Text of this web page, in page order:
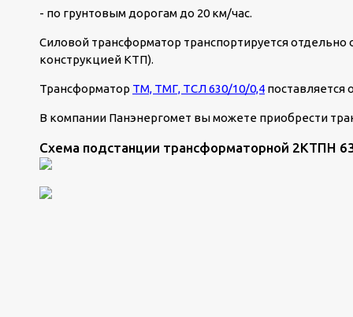
- по грунтовым дорогам до 20 км/час.
Силовой трансформатор транспортируется
конструкцией КТП).
Трансформатор ТМ, ТМГ, ТСЛ 630/10/0,4 поставляется
В компании Панэнергомет вы можете приобрести
Схема подстанции трансформаторной 2КТПН